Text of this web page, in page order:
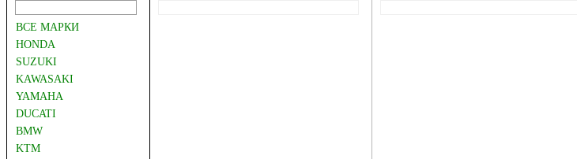
ВСЕ МАРКИ
HONDA
SUZUKI
KAWASAKI
YAMAHA
DUCATI
BMW
KTM